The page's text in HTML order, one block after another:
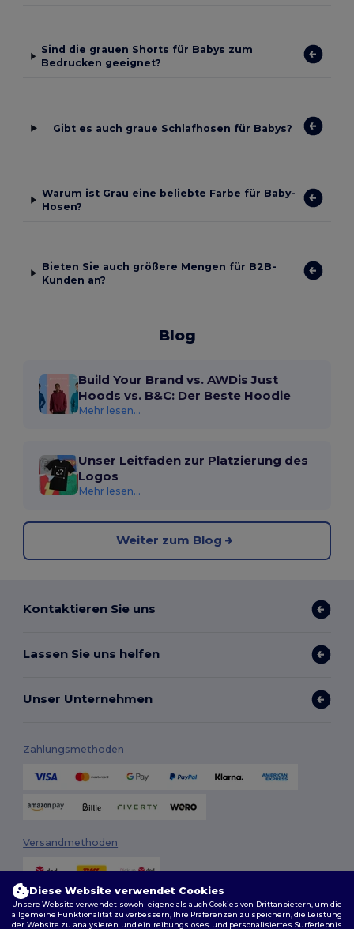
Sind die grauen Shorts für Babys zum
Bedrucken geeignet?
Gibt es auch graue Schlafhosen für Babys?
Warum ist Grau eine beliebte Farbe für Baby-
Hosen?
Bieten Sie auch größere Mengen für B2B-
Kunden an?
Blog
Build Your Brand vs. AWDis Just
Hoods vs. B&C: Der Beste Hoodie
Mehr lesen...
Unser Leitfaden zur Platzierung des
Logos
Mehr lesen...
Weiter zum Blog
Kontaktieren Sie uns
Lassen Sie uns helfen
Unser Unternehmen
Zahlungsmethoden
Versandmethoden
Diese Website verwendet Cookies
Unsere Website verwendet sowohl eigene als auch Cookies von Drittanbietern, um die
allgemeine Funktionalität zu verbessern, Ihre Präferenzen zu speichern, die Leistung
der Website zu analysieren und ein reibungsloses und personalisiertes Surferlebnis